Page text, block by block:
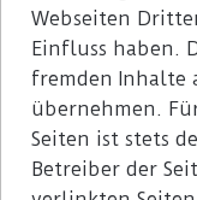
Webseiten
Einfluss haben.
fremden Inhalte
übernehmen.
Seiten ist stets
Betreiber der